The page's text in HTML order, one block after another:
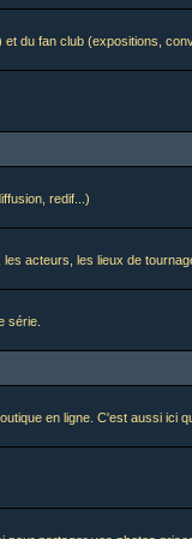
et du fan club (expositions,
redif...)
acteurs, les lieux de
série.
en ligne. C'est aussi ici